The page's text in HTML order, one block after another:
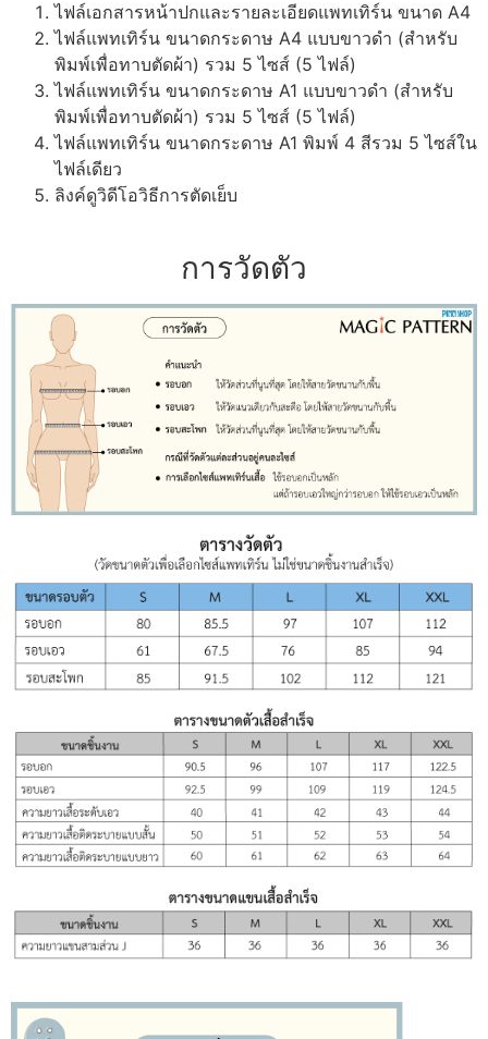
ไฟล์เอกสารหน้าปกและรายละเอียดแพทเทิร์น ขนาด A4
ไฟล์แพทเทิร์น ขนาดกระดาษ A4 แบบขาวดำ (สำหรับ
พิมพ์เพื่อทาบตัดผ้า) รวม 5 ไซส์ (5 ไฟล์)
ไฟล์แพทเทิร์น ขนาดกระดาษ A1 แบบขาวดำ (สำหรับ
พิมพ์เพื่อทาบตัดผ้า) รวม 5 ไซส์ (5 ไฟล์)
ไฟล์แพทเทิร์น ขนาดกระดาษ A1 พิมพ์ 4 สีรวม 5 ไซส์ใน
ไฟล์เดียว
ลิงค์ดูวิดีโอวิธีการตัดเย็บ
การวัดตัว